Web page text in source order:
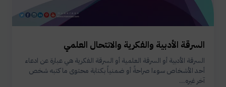
السرقة الأدبية والفكرية والانتحال العلمي
السرقة الأدبية أو السرقة العلمية أو السرقة الفكرية هي عبارة عن ادعاء
أحد الأشخاص سوءا صراحةً أو ضمنياً بكتابة محتوى ما كتبه شخص
آخر غيره...